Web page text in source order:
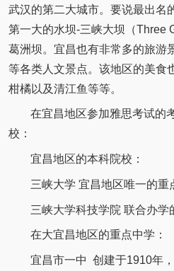
武汉的第二大城市。要说最出名
第一大的水坝-三峡大坝（Three
葛洲坝。宜昌也有非常多的旅游
等各类人文景点。该地区的美食
柑橘以及清江鱼等等。
在宜昌地区参加雅思考试的
校：
宜昌地区的本科院校：
三峡大学 宜昌地区唯一的重
三峡大学科技学院 联合办学
在大宜昌地区的重点中学：
宜昌市一中 创建于1910年，